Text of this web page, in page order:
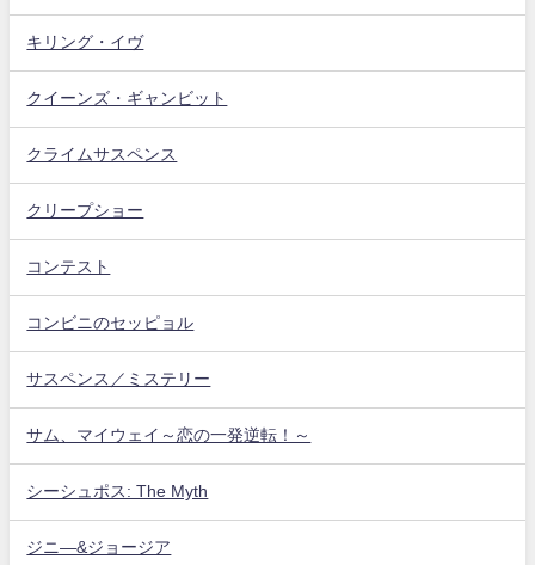
キリング・イヴ
クイーンズ・ギャンビット
クライムサスペンス
クリープショー
コンテスト
コンビニのセッピョル
サスペンス／ミステリー
サム、マイウェイ～恋の一発逆転！～
シーシュポス: The Myth
ジニ―&ジョージア